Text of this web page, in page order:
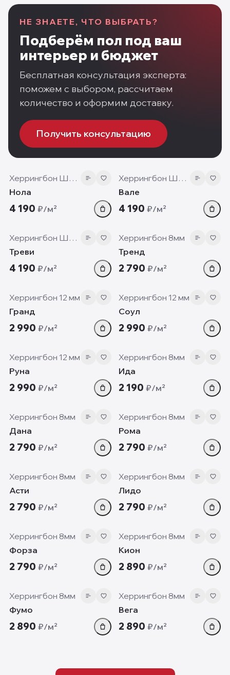
НЕ ЗНАЕТЕ, ЧТО ВЫБРАТЬ?
Подберём пол под ваш
интерьер и бюджет
Бесплатная консультация эксперта:
поможем с выбором, рассчитаем
количество и оформим доставку.
Получить консультацию
12 мм
Херрингбон Шеврон
Нола
4 190 ₽/м²
12 мм
Херрингбон Шеврон
Вале
4 190 ₽/м²
12 мм
Херрингбон Шеврон
Треви
4 190 ₽/м²
8 мм
Херрингбон 8мм
Тренд
2 790 ₽/м²
12 мм
Херрингбон 12 мм
Гранд
2 990 ₽/м²
12 мм
Херрингбон 12 мм
Соул
2 990 ₽/м²
12 мм
Херрингбон 12 мм
Руна
2 990 ₽/м²
8 мм
Херрингбон 8мм
Ида
2 190 ₽/м²
8 мм
Херрингбон 8мм
Дана
2 790 ₽/м²
8 мм
Херрингбон 8мм
Рома
2 790 ₽/м²
8 мм
Херрингбон 8мм
Асти
2 790 ₽/м²
8 мм
Херрингбон 8мм
Лидо
2 790 ₽/м²
8 мм
Херрингбон 8мм
Форза
2 790 ₽/м²
8 мм
Херрингбон 8мм
Кион
2 890 ₽/м²
8 мм
Херрингбон 8мм
Фумо
2 890 ₽/м²
8 мм
Херрингбон 8мм
Вега
2 890 ₽/м²